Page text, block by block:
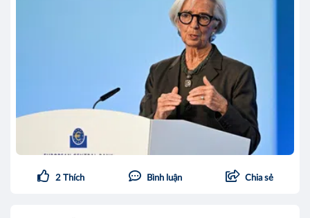
2 Thích Bình luận Chia sẻ